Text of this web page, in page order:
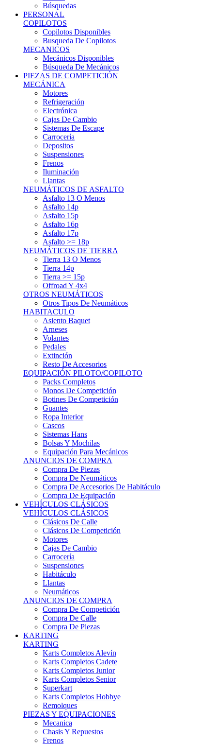
Carrocería
Depositos
Suspensiones
Frenos
Iluminación
Llantas
NEUMÁTICOS DE ASFALTO
Asfalto 13 O Menos
Asfalto 14p
Asfalto 15p
Asfalto 16p
Asfalto 17p
Asfalto >= 18p
NEUMÁTICOS DE TIERRA
Tierra 13 O Menos
Tierra 14p
Tierra >= 15p
Offroad Y 4x4
OTROS NEUMÁTICOS
Otros Tipos De Neumáticos
HABITACULO
Asiento Baquet
Arneses
Volantes
Pedales
Extinción
Resto De Accesorios
EQUIPACIÓN PILOTO/COPILOTO
Packs Completos
Monos De Competición
Botines De Competición
Guantes
Ropa Interior
Cascos
Sistemas Hans
Bolsas Y Mochilas
Equipación Para Mecánicos
ANUNCIOS DE COMPRA
Compra De Piezas
Compra De Neumáticos
Compra De Accesorios De Habitáculo
Compra De Equipación
VEHÍCULOS CLÁSICOS
VEHÍCULOS CLÁSICOS
Clásicos De Calle
Clásicos De Competición
Motores
Cajas De Cambio
Carrocería
Suspensiones
Habitáculo
Llantas
Neumáticos
ANUNCIOS DE COMPRA
Compra De Competición
Compra De Calle
Compra De Piezas
KARTING
KARTING
Karts Completos Alevín
Karts Completos Cadete
Karts Completos Junior
Karts Completos Senior
Superkart
Karts Completos Hobbye
Remolques
PIEZAS Y EQUIPACIONES
Mecanica
Chasis Y Repuestos
Frenos
Llantas
Neumáticos
Equipación Adultos
Equipación Niños
Resto De Piezas
ANUNCIOS DE COMPRA
Compra De Karts
Compra De Piezas
BARQUETAS, FÓRMULAS Y CM
BARQUETAS, FÓRMULAS Y CM
Barquetas
Fórmulas
Cm
Prototipos
Remolques